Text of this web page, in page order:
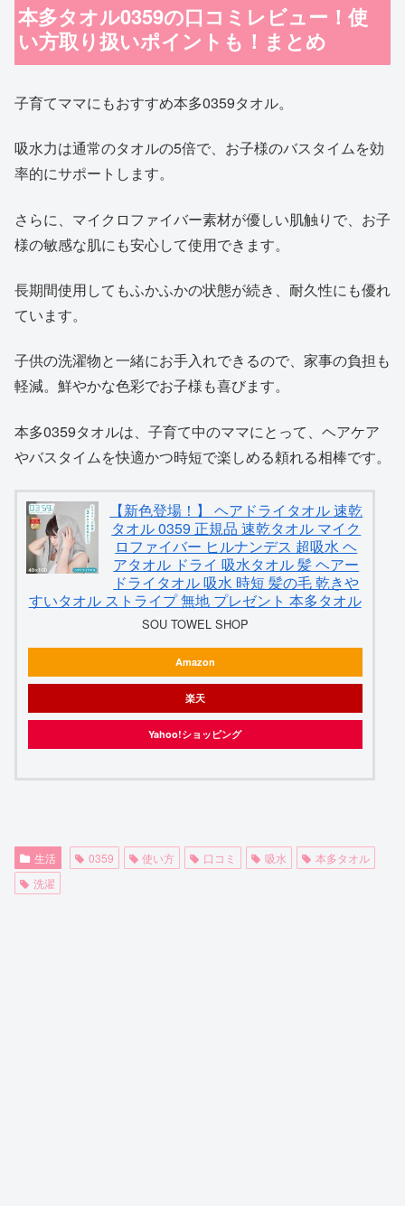
本多タオル0359の口コミレビュー！使
い方取り扱いポイントも！まとめ
子育てママにもおすすめ本多0359タオル。
吸水力は通常のタオルの5倍で、お子様のバスタイムを効
率的にサポートします。
さらに、マイクロファイバー素材が優しい肌触りで、お子
様の敏感な肌にも安心して使用できます。
長期間使用してもふかふかの状態が続き、耐久性にも優れ
ています。
子供の洗濯物と一緒にお手入れできるので、家事の負担も
軽減。鮮やかな色彩でお子様も喜びます。
本多0359タオルは、子育て中のママにとって、ヘアケア
やバスタイムを快適かつ時短で楽しめる頼れる相棒です。
【新色登場！】 ヘアドライタオル 速乾
タオル 0359 正規品 速乾タオル マイク
ロファイバー ヒルナンデス 超吸水 ヘ
アタオル ドライ 吸水タオル 髪 ヘアー
ドライタオル 吸水 時短 髪の毛 乾きや
すいタオル ストライプ 無地 プレゼント 本多タオル
SOU TOWEL SHOP
Amazon
楽天
Yahoo!ショッピング
生活 0359 使い方 口コミ 吸水
本多タオル
洗濯